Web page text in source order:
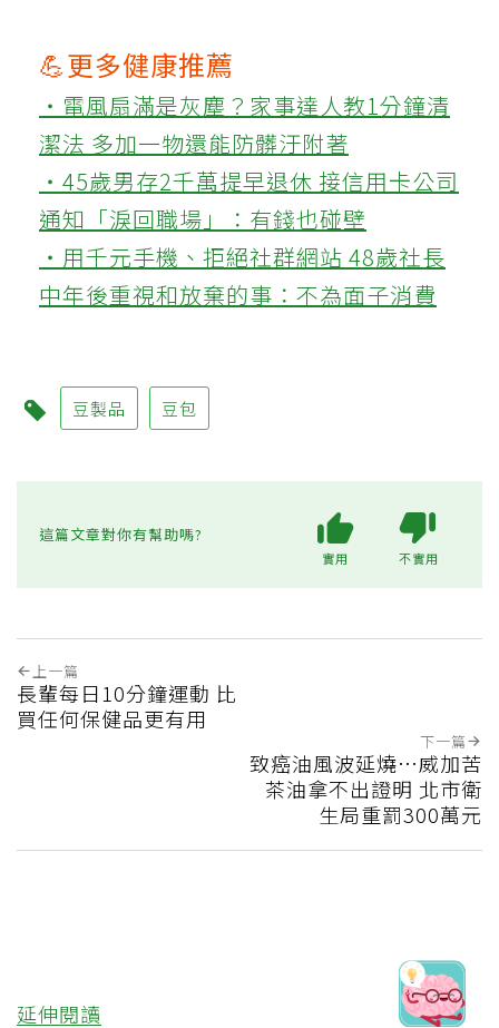
文章點名百頁豆腐、炸豆皮、油豆腐、豆
棗、素肉與臭豆腐六類豆製品，認為它們多
因加工、油炸、調味或發酵方式不同，若攝
取過量，可能增加慢性病風險。
Q2：百頁豆腐與炸豆皮為何不
百頁豆腐多以油脂與大豆蛋白製成，熱量
不利心血管健康。
Q3：臭豆腐為什麼被提醒要特
別注意？
傳統臭豆腐多靠自然發酵，原料未必經殺
菌，較易有大腸桿菌等污染；此外味道越
重，代表氨與揮發性胺類等有害物質可能越